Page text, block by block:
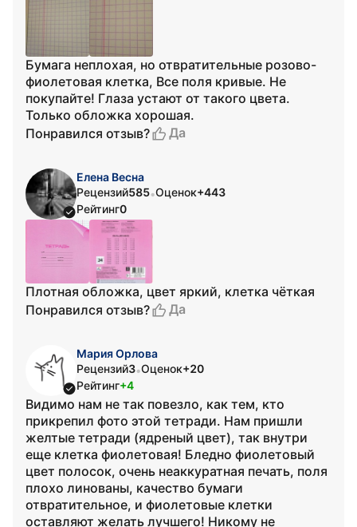
Бумага неплохая, но отвратительные розово-
фиолетовая клетка, Все поля кривые. Не
покупайте! Глаза устают от такого цвета.
Только обложка хорошая.
Понравился отзыв?
Да
Елена Весна
Рецензий585•Оценок+443
Рейтинг0
Плотная обложка, цвет яркий, клетка чёткая
Понравился отзыв?
Да
Мария Орлова
Рецензий3•Оценок+20
Рейтинг+4
Видимо нам не так повезло, как тем, кто
прикрепил фото этой тетради. Нам пришли
желтые тетради (ядреный цвет), так внутри
еще клетка фиолетовая! Бледно фиолетовый
цвет полосок, очень неаккуратная печать, поля
плохо линованы, качество бумаги
отвратительное, и фиолетовые клетки
оставляют желать лучшего! Никому не